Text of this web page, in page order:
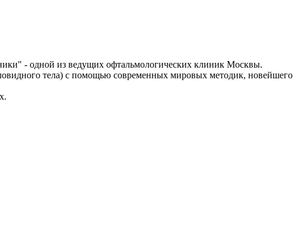
- одной из ведущих офтальмологических клиник Москвы.
тела) с помощью современных мировых методик, новейшего